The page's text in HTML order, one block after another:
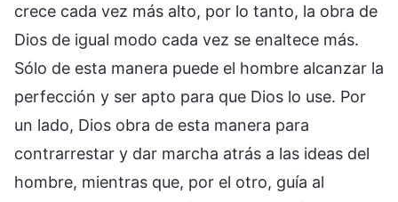
crece cada vez más alto, por lo tanto, la obra de
Dios de igual modo cada vez se enaltece más.
Sólo de esta manera puede el hombre alcanzar la
perfección y ser apto para que Dios lo use. Por
un lado, Dios obra de esta manera para
contrarrestar y dar marcha atrás a las ideas del
hombre, mientras que, por el otro, guía al